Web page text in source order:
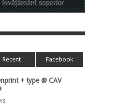
Recent Facebook
+ type @ CAV